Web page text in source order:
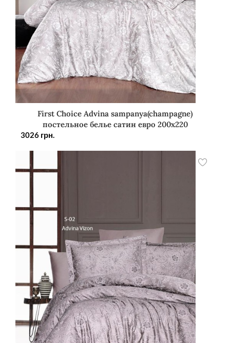
First Choice Advina sampanya(champagne)
постельное белье сатин евро 200х220
3026 грн.